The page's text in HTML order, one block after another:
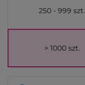
250 - 999 szt.
> 1000 szt.